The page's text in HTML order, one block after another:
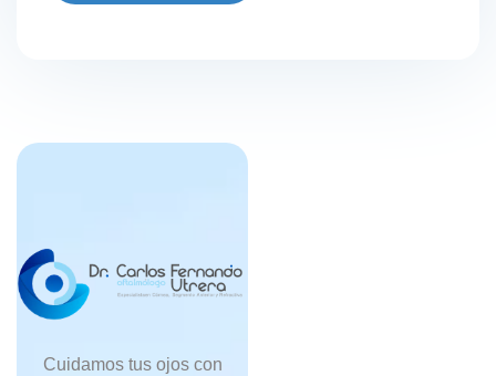
Cuidamos tus ojos con